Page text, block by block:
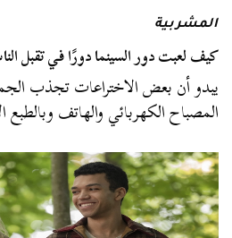
المشربية
كيف لعبت دور السينما دورًا في تقبل
يبدو أن بعض الاختراعات تجذب
المصباح الكهربائي والهاتف